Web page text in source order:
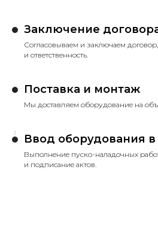
Заключение
Согласовываем и заключаем
и ответственность.
Поставка и монтаж
Мы доставляем оборудование на
Ввод оборудования
Выполнение пуско-наладочных
и подписание актов.